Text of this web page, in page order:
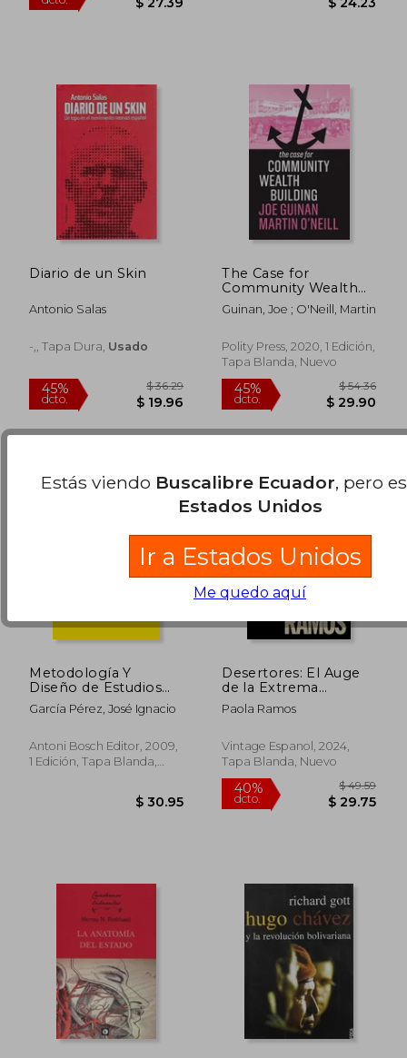
45% 45%
dcto.
$ 27.39 $
Diario de un Skin
Antonio Salas
-,, Tapa Dura, Usado
The Case for
Community Wealth
Building (en Inglés)
Guinan, Joe ; O'Neill, Martin
Polity Press, 2020, 1 Edición,
Tapa Blanda, Nuevo
Metodología Y
Diseño de Estudios
Para La Evaluación de
Políticas Públicas
García Pérez, José Ignacio
Antoni Bosch Editor, 2009,
1 Edición, Tapa Blanda,
Desertores: El Auge
de la Extrema
Derecha Latina y su
Repercusión en
Paola Ramos
Vintage Espanol, 2024,
Tapa Blanda, Nuevo
Estás viendo Buscalibre Ecuador, pero
Estados Unidos
Ir a Estados Unidos
Me quedo aquí